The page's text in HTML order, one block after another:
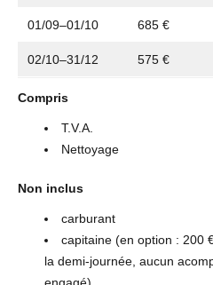
01/09–01/10 685 €
02/10–31/12 575 €
Compris
T.V.A.
Nettoyage
Non inclus
carburant
capitaine (en option : 200
la demi-journée, aucun
engagé)